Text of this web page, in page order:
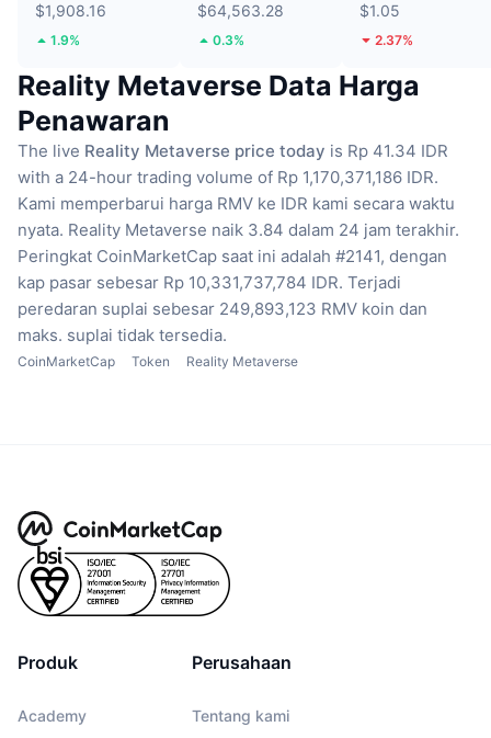
$1,908.16
1.9%
$64,563.28
0.3%
$1.05
2.37%
Reality Metaverse Data Harga
Penawaran
The live Reality Metaverse price today is Rp 41.34 IDR
with a 24-hour trading volume of Rp 1,170,371,186 IDR.
Kami memperbarui harga RMV ke IDR kami secara waktu
nyata. Reality Metaverse naik 3.84 dalam 24 jam terakhir.
Peringkat CoinMarketCap saat ini adalah #2141, dengan
kap pasar sebesar Rp 10,331,737,784 IDR. Terjadi
peredaran suplai sebesar 249,893,123 RMV koin dan
maks. suplai tidak tersedia.
CoinMarketCap Token Reality Metaverse
Produk
Academy
Perusahaan
Tentang kami